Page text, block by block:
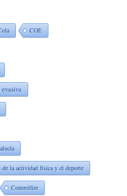
COE
evasiva
de la actividad física y el deporte
Controlfire